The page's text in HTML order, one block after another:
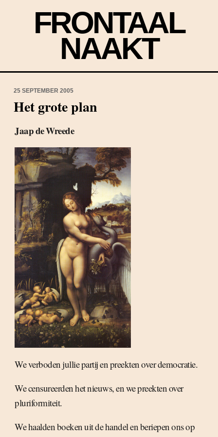
FRONTAAL
NAAKT
25 SEPTEMBER 2005
Het grote plan
Jaap de Wreede
We verboden jullie partij en preekten over democratie.
We censureerden het nieuws, en we preekten over
pluriformiteit.
We haalden boeken uit de handel en beriepen ons op